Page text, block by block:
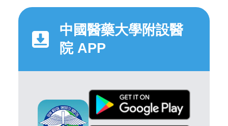
中國醫藥大學附設醫
院 APP